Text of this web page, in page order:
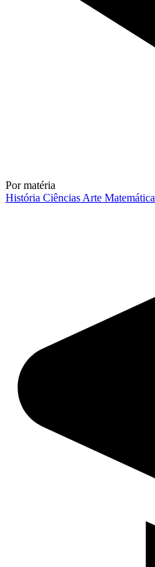
Por matéria
História Ciências Arte Matemática